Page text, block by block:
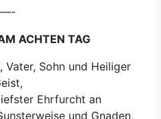
—-
ACHTEN TAG
Sohn und Heiliger
Ehrfurcht an
und Gnaden,